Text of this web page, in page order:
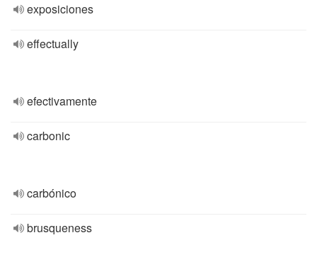
exposiciones
effectually
efectivamente
carbonic
carbónico
brusqueness